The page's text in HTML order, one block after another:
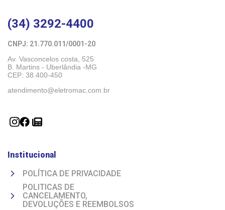
(34) 3292-4400
CNPJ: 21.770.011/0001-20
Av. Vasconcelos costa, 525
B. Martins - Uberlândia -MG
CEP: 38.400-450
atendimento@eletromac.com.br
Institucional
POLÍTICA DE PRIVACIDADE
POLITICAS DE
CANCELAMENTO,
DEVOLUÇÕES E REEMBOLSOS